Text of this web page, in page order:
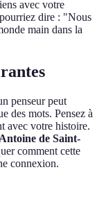
avec votre
dire : "Nous
main dans la
penseur peut
des mots. Pensez à
avec votre histoire.
Antoine de Saint-
comment cette
connexion.